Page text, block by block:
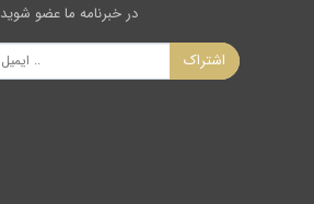
در خبرنامه ما عضو شوید
اشتراک